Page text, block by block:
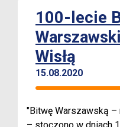
100-lecie
Wisłą
15.08.2020
"Bitwę Warszawską –